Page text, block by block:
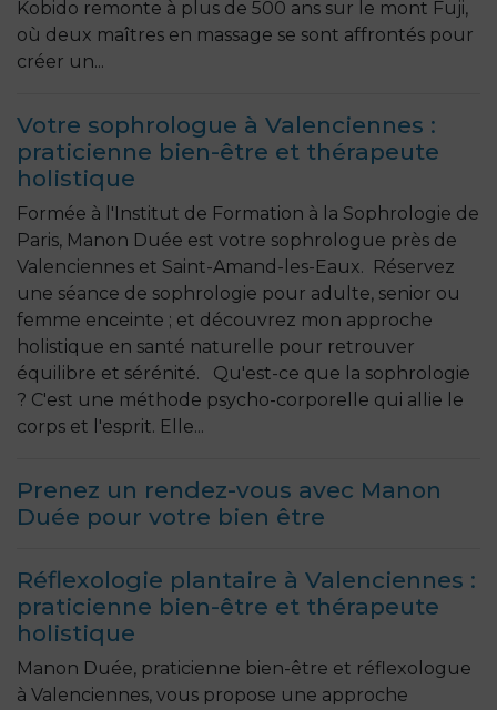
Kobido remonte à plus de 500 ans sur le mont Fuji,
où deux maîtres en massage se sont affrontés pour
créer un...
Votre sophrologue à Valenciennes :
praticienne bien-être et thérapeute
holistique
Formée à l'Institut de Formation à la Sophrologie de
Paris, Manon Duée est votre sophrologue près de
Valenciennes et Saint-Amand-les-Eaux. Réservez
une séance de sophrologie pour adulte, senior ou
femme enceinte ; et découvrez mon approche
holistique en santé naturelle pour retrouver
équilibre et sérénité. Qu'est-ce que la sophrologie
? C'est une méthode psycho-corporelle qui allie le
corps et l'esprit. Elle...
Prenez un rendez-vous avec Manon
Duée pour votre bien être
Réflexologie plantaire à Valenciennes :
praticienne bien-être et thérapeute
holistique
Manon Duée, praticienne bien-être et réflexologue
à Valenciennes, vous propose une approche